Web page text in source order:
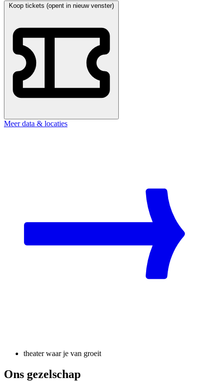
Koop tickets (opent in nieuw venster)
Meer data & locaties
theater waar je van groeit
Ons gezelschap